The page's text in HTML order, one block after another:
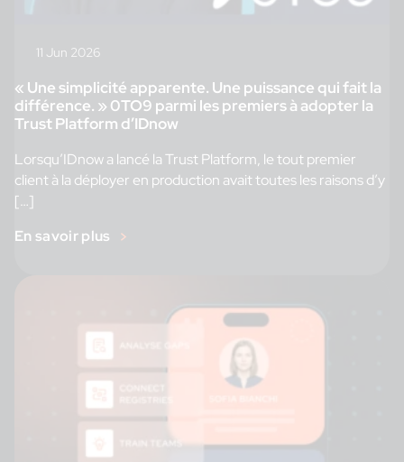
11 Jun 2026
« Une simplicité apparente. Une puissance qui fait la
différence. » 0TO9 parmi les premiers à adopter la
Trust Platform d’IDnow
Lorsqu’IDnow a lancé la Trust Platform, le tout premier
client à la déployer en production avait toutes les raisons d’y
[…]
En savoir plus